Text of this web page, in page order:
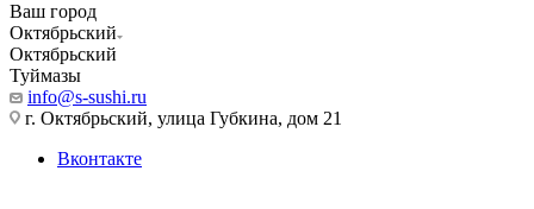
Ваш город
Октябрьский
Октябрьский
Туймазы
info@s-sushi.ru
г. Октябрьский, улица Губкина, дом 21
Вконтакте